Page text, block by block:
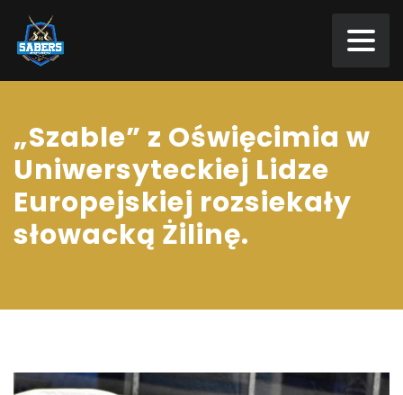
„Szable” z Oświęcimia w
Uniwersyteckiej Lidze
Europejskiej rozsiekały
słowacką Żilinę.